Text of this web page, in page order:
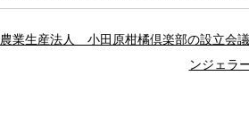
農業生産法人 小田原柑橘倶楽部の設立会議
ンジェラ